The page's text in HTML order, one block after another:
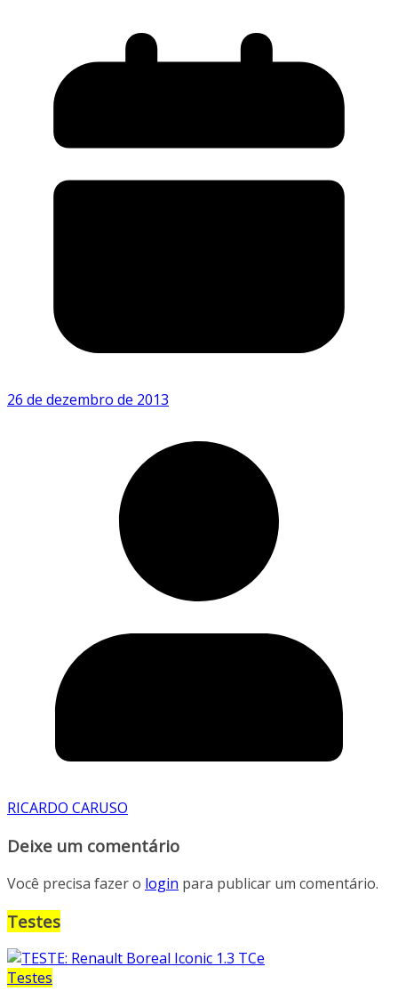
26 de dezembro de 2013
RICARDO CARUSO
Deixe um comentário
Você precisa fazer o login para publicar um comentário.
Testes
Testes